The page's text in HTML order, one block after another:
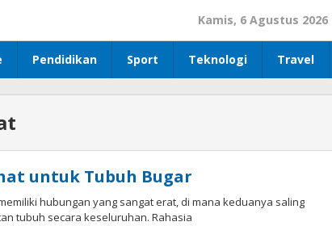
Kamis, 6 Agustus 2026
Pendidikan Sport Teknologi Travel
untuk Tubuh Bugar
hubungan yang sangat erat, di mana keduanya saling
tubuh secara keseluruhan. Rahasia